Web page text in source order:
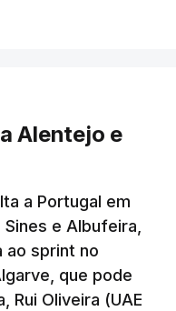
Alentejo e
a Portugal em
e Albufeira,
ao sprint no
que pode
Rui Oliveira (UAE